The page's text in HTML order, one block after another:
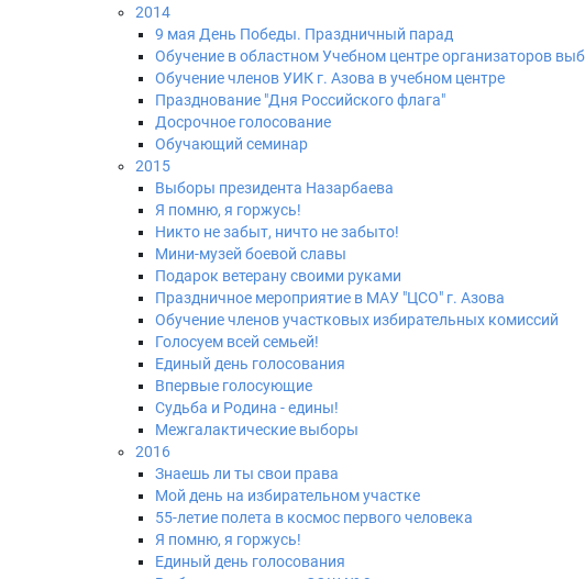
2014
9 мая День Победы. Праздничный парад
Обучение в областном Учебном центре организаторов
Обучение членов УИК г. Азова в учебном центре
Празднование "Дня Российского флага"
Досрочное голосование
Обучающий семинар
2015
Выборы президента Назарбаева
Я помню, я горжусь!
Никто не забыт, ничто не забыто!
Мини-музей боевой славы
Подарок ветерану своими руками
Праздничное мероприятие в МАУ "ЦСО" г. Азова
Обучение членов участковых избирательных комиссий
Голосуем всей семьей!
Единый день голосования
Впервые голосующие
Судьба и Родина - едины!
Межгалактические выборы
2016
Знаешь ли ты свои права
Мой день на избирательном участке
55-летие полета в космос первого человека
Я помню, я горжусь!
Единый день голосования